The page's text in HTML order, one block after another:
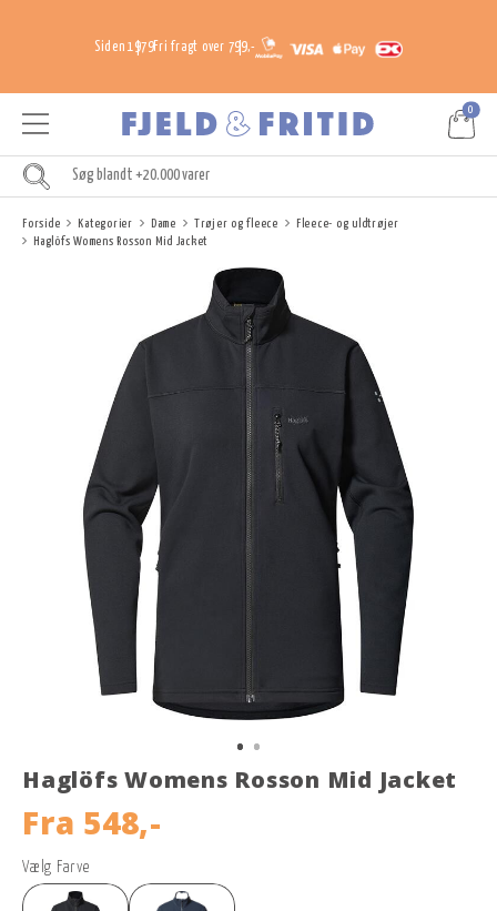
Siden 1979Fri fragt over 799,-
0
Forside Kategorier Dame Trøjer og fleece
Fleece- og uldtrøjer
Haglöfs Womens Rosson Mid Jacket
Haglöfs Womens Rosson Mid Jacket
Fra 548,-
Vælg Farve